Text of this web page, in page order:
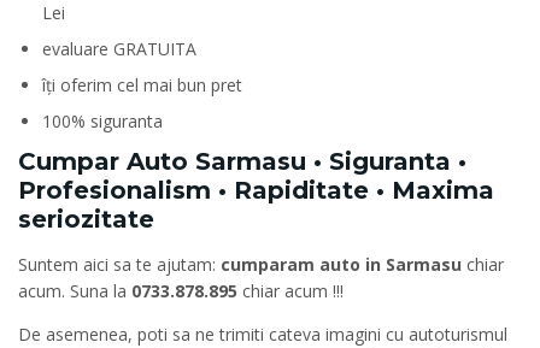
Lei
evaluare GRATUITA
îți oferim cel mai bun pret
100% siguranta
Cumpar Auto Sarmasu • Siguranta •
Profesionalism • Rapiditate • Maxima
seriozitate
Suntem aici sa te ajutam: cumparam auto in Sarmasu chiar
acum. Suna la 0733.878.895 chiar acum !!!
De asemenea, poti sa ne trimiti cateva imagini cu autoturismul